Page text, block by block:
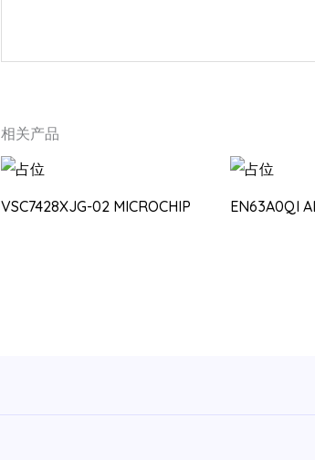
相关产品
VSC7428XJG-02 MICROCHIP EN63A0QI